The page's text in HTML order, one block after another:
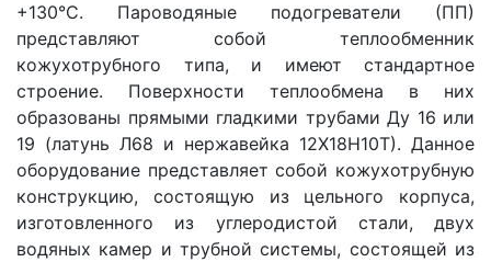
+130°С. Пароводяные подогреватели (ПП)
представляют собой теплообменник
кожухотрубного типа, и имеют стандартное
строение. Поверхности теплообмена в них
образованы прямыми гладкими трубами Ду 16 или
19 (латунь Л68 и нержавейка 12Х18Н10Т). Данное
оборудование представляет собой кожухотрубную
конструкцию, состоящую из цельного корпуса,
изготовленного из углеродистой стали, двух
водяных камер и трубной системы, состоящей из